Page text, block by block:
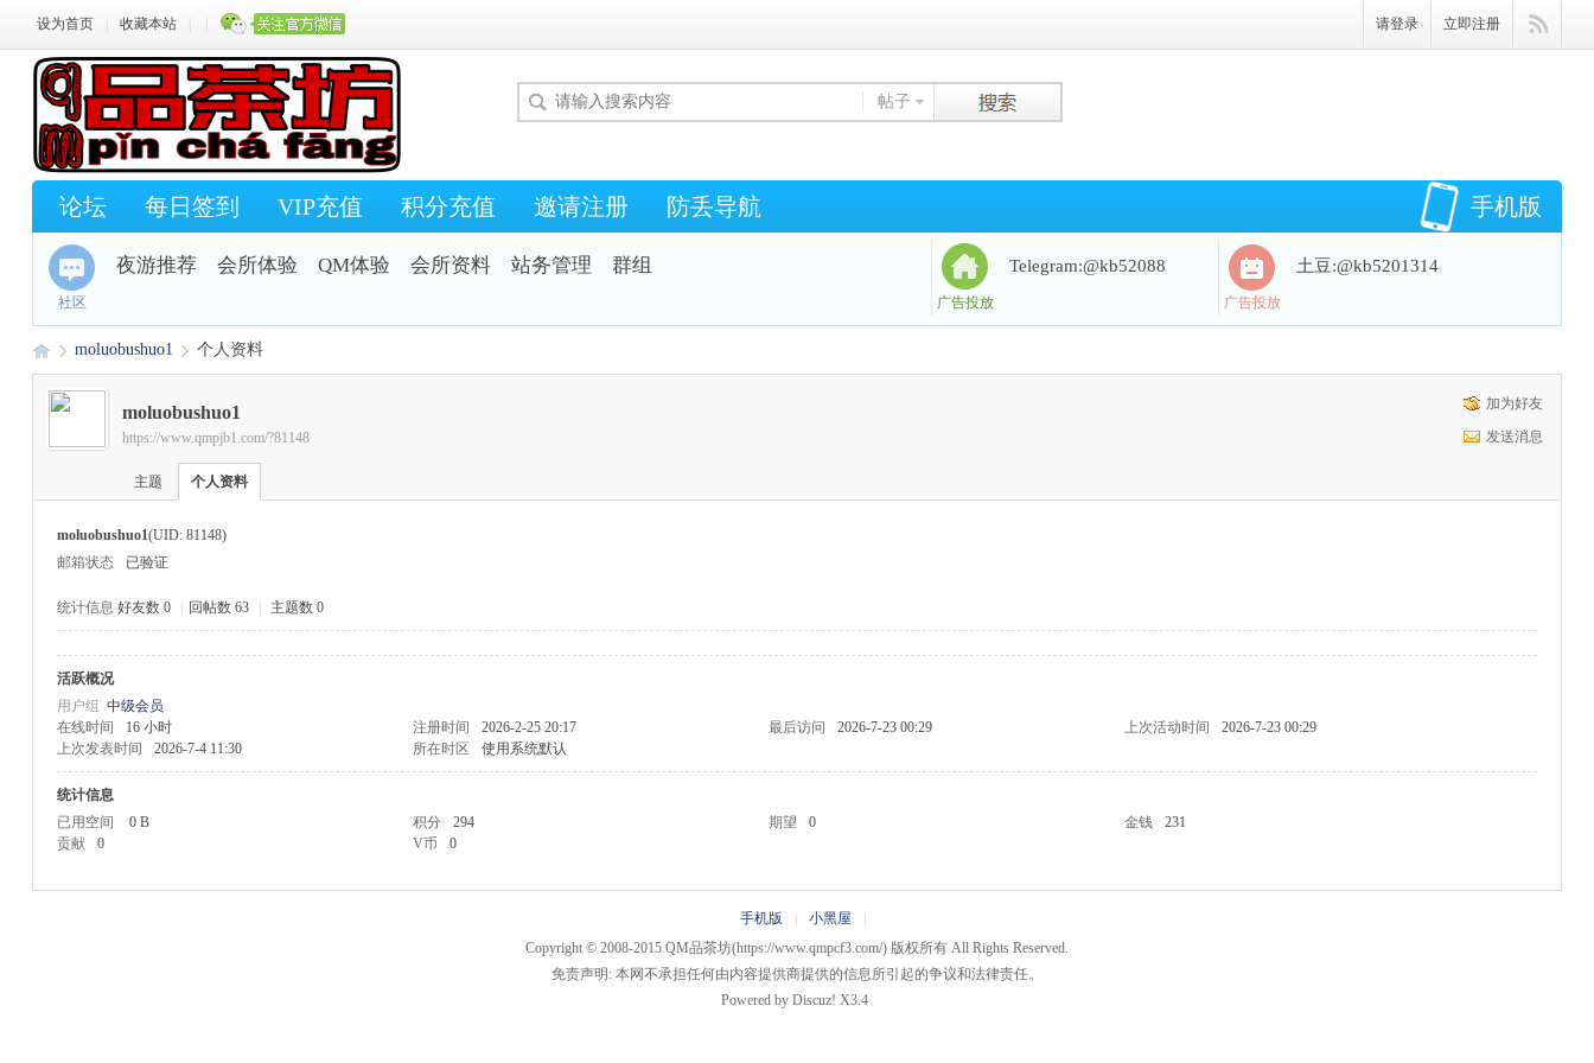
设为首页 收藏本站 请登录 立即注册
帖子
手机版
论坛 每日签到 VIP充值 积分充值 邀请注册 防丢导航
社区
夜游推荐 会所体验 QM体验 会所资料 站务管理 群组 土豆:@kb5201314
广告投放
Telegram:@kb52088
广告投放
›
moluobushuo1 个人资料
加为好友
发送消息
moluobushuo1
https://www.qmpjb1.com/?81148
主题 个人资料
moluobushuo1(UID: 81148)
邮箱状态
已验证
统计信息 好友数 0 回帖数 63 主题数 0
活跃概况
用户组 中级会员
在线时间
16 小时 注册时间 2026-2-25 20:17 最后访问 2026-7-23 00:29 上次活动时间
2026-7-23 00:29
上次发表时间
2026-7-4 11:30 所在时区 使用系统默认
统计信息
已用空间
0 B 积分 294 期望 0 金钱
231
贡献
0 V币 0
手机版 小黑屋
Copyright © 2008-2015 QM品茶坊(https://www.qmpcf3.com/) 版权所有 All Rights Reserved.
免责声明: 本网不承担任何由内容提供商提供的信息所引起的争议和法律责任。
Powered byDiscuz! X3.4